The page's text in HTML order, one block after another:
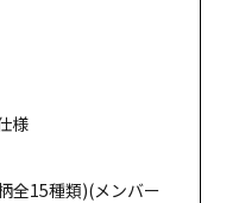
様
全15種類)(メンバー